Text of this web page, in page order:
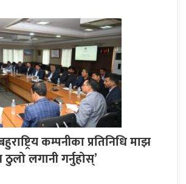
कम्पनीका प्रतिनिधि माझ
लगानी गर्नुहोस्’